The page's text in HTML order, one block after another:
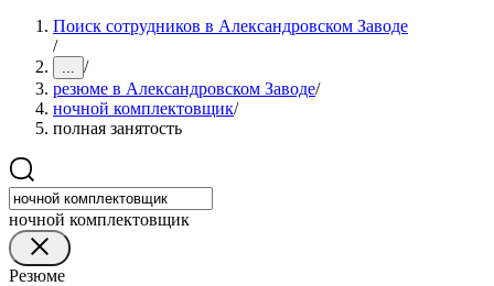
Поиск сотрудников в Александровском Заводе
/
... /
резюме в Александровском Заводе/
ночной комплектовщик/
полная занятость
ночной комплектовщик
Резюме